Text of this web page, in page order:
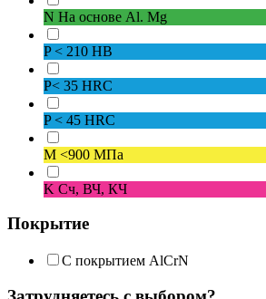
N На основе Al. Mg
P< 210 HB
P< 35 HRC
P< 45 HRC
M <900 МПа
K Сч, ВЧ, КЧ
Покрытие
С покрытием AlCrN